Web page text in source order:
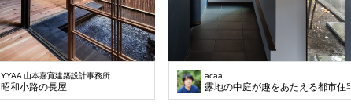
YYAA 山本嘉寛建築設計事務所
昭和小路の長屋
acaa
露地の中庭が趣をあたえる都市住宅